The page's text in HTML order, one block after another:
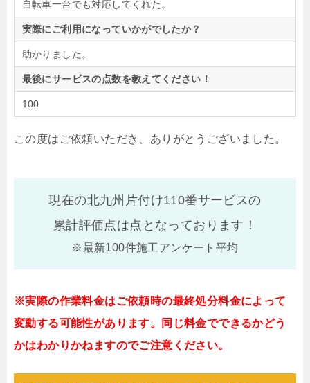
自転車一台でも対応してくれた。
実際にご利用になっていかがでしたか？
助かりました。
最後にサービスの点数を教えてください！
100
この度はご依頼いただき、ありがとうございました。
現在の北九州片付け110番サービスの
累計評価点は点となっております！
※最新100件施工アンケート平均
※実際の作業料金はご依頼時の最終処分料金によって
変動する可能性があります。同じ料金でできるかどう
かはわかりかねますのでご注意ください。